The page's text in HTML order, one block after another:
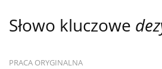
Słowo kluczowe
PRACA ORYGINALNA